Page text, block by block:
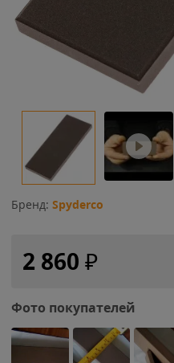
Бренд: Spyderco
2 860 ₽
Фото покупателей